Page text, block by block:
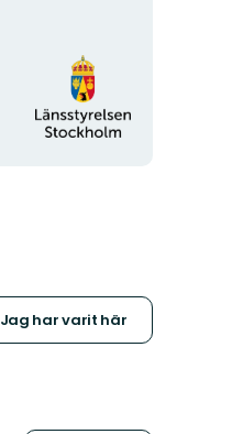
Organisationens
logotyp
Jag har varit här